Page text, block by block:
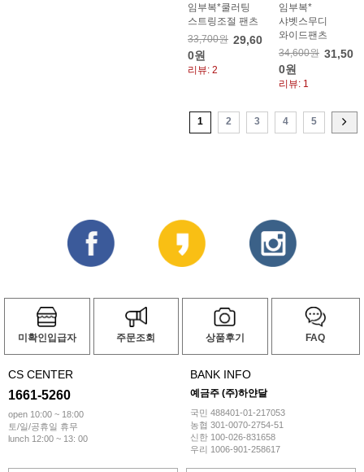
임부복*쿨러팅
스트링조절 팬츠
33,700원 29,60
0원
리뷰: 2
임부복*
샤벳스무디
와이드팬츠
34,600원 31,50
0원
리뷰: 1
1 2 3 4 5
미확인입급자 주문조회 상품후기 FAQ
CS CENTER
1661-5260
open 10:00 ~ 18:00
토/일/공휴일 휴무
lunch 12:00 ~ 13: 00
BANK INFO
예금주 (주)하얀달
국민 488401-01-217053
농협 301-0070-2754-51
신한 100-026-831658
우리 1006-901-258617